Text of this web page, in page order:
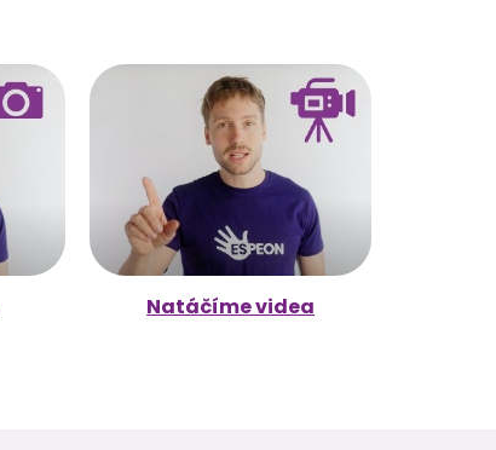
Natáčíme videa